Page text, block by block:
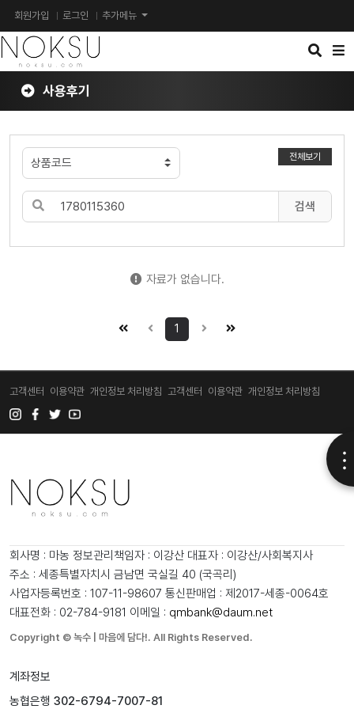
회원가입 로그인 추가메뉴
검
버
메
버
사용후기
전체보기
검색
자료가 없습니다.
1
고객센터 이용약관 개인정보 처리방침 고객센터 이용약관 개인정보 처리방침
회사명 : 마농 정보관리책임자 : 이강산 대표자 : 이강산/사회복지사
주소 : 세종특별자치시 금남면 국실길 40 (국곡리)
사업자등록번호 : 107-11-98607 통신판매업 : 제2017-세종-0064호
대표전화 : 02-784-9181 이메일 : qmbank@daum.net
Copyright © 녹수 | 마음에 담다!. All Rights Reserved.
계좌정보
농협은행 302-6794-7007-81